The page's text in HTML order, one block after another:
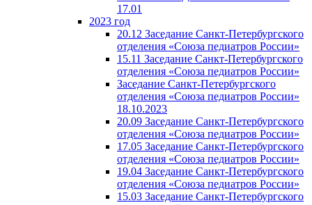
17.01
2023 год
20.12 Заседание Санкт-Петербургского
отделения «Союза педиатров России»
15.11 Заседание Санкт-Петербургского
отделения «Союза педиатров России»
Заседание Санкт-Петербургского
отделения «Союза педиатров России»
18.10.2023
20.09 Заседание Санкт-Петербургского
отделения «Союза педиатров России»
17.05 Заседание Санкт-Петербургского
отделения «Союза педиатров России»
19.04 Заседание Санкт-Петербургского
отделения «Союза педиатров России»
15.03 Заседание Санкт-Петербургского